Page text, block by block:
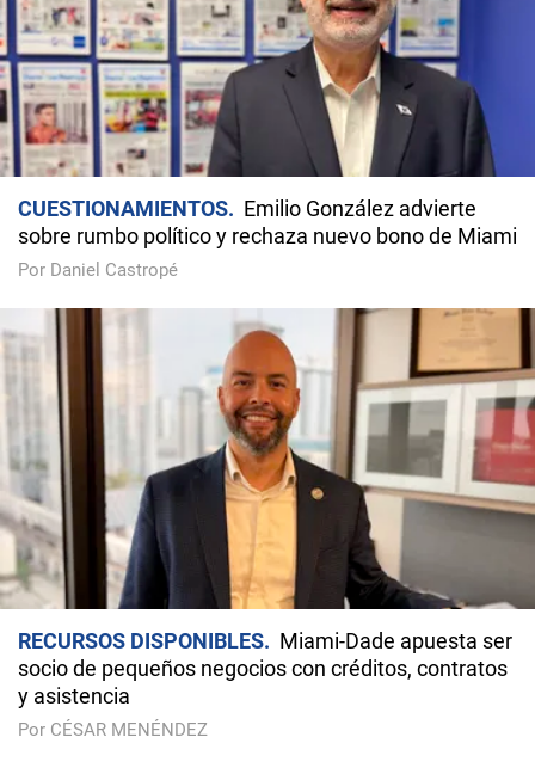
CUESTIONAMIENTOS
Emilio González advierte
sobre rumbo político y rechaza nuevo bono de Miami
Por Daniel Castropé
RECURSOS DISPONIBLES
Miami-Dade apuesta ser
socio de pequeños negocios con créditos, contratos
y asistencia
Por CÉSAR MENÉNDEZ